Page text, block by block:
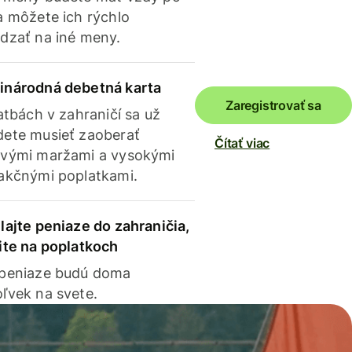
môžete ich rýchlo
na iné meny.
debetná karta
v zahraničí sa už
musieť zaoberať
maržami a vysokými
poplatkami.
peniaze do zahraničia,
na poplatkoch
budú doma
na svete.
Zaregistrovať sa
Čítať viac